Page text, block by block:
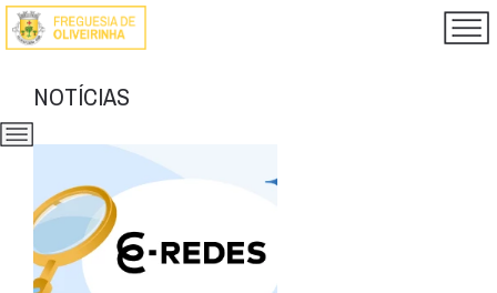
NOTÍCIAS